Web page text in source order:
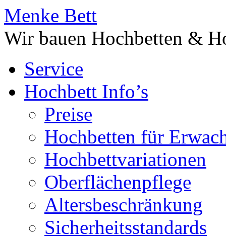
Menke Bett
Wir bauen Hochbetten &
Service
Hochbett Info’s
Preise
Hochbetten für
Hochbettvariationen
Oberflächenpflege
Altersbeschränkung
Sicherheitsstandards